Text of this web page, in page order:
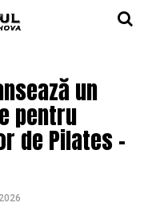
un
pentru
de Pilates –